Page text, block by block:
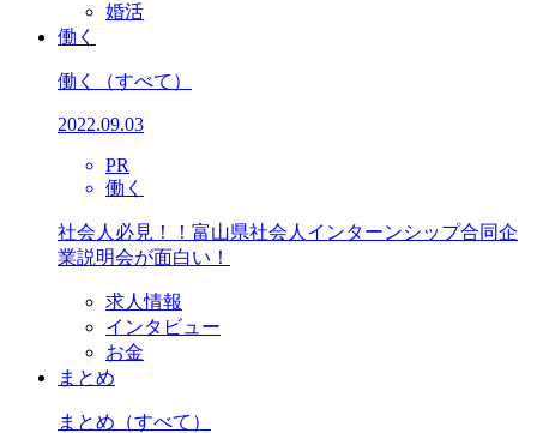
婚活
働く
働く （すべて）
2022.09.03
PR
働く
社会人必見！！富山県社会人インターンシップ合同企
業説明会が面白い！
求人情報
インタビュー
お金
まとめ
まとめ （すべて）